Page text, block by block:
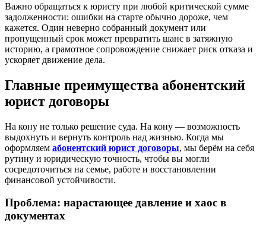
Важно обращаться к юристу при любой критической сумме
задолженности: ошибки на старте обычно дороже, чем
кажется. Один неверно собранный документ или
пропущенный срок может превратить шанс в затяжную
историю, а грамотное сопровождение снижает риск отказа и
ускоряет движение дела.
Главные преимущества абонентский
юрист договоры
На кону не только решение суда. На кону — возможность
выдохнуть и вернуть контроль над жизнью. Когда мы
оформляем абонентский юрист договоры, мы берём на себя
рутину и юридическую точность, чтобы вы могли
сосредоточиться на семье, работе и восстановлении
финансовой устойчивости.
Проблема: нарастающее давление и хаос в
документах